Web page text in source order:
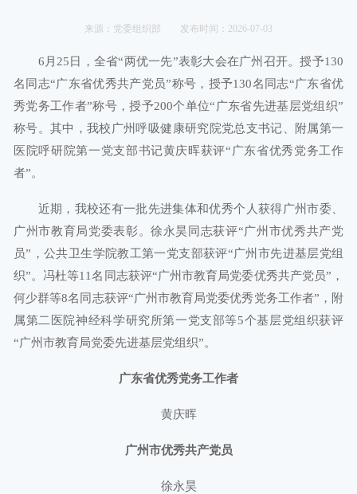
来源：党委组织部 发布时间：2026-07-03
6月25日，全省“两优一先”表彰大会在广州召开。授予130
名同志“广东省优秀共产党员”称号，授予130名同志“广东省优
秀党务工作者”称号，授予200个单位“广东省先进基层党组织”
称号。其中，我校广州呼吸健康研究院党总支书记、附属第一
医院呼研院第一党支部书记黄庆晖获评“广东省优秀党务工作
者”。
近期，我校还有一批先进集体和优秀个人获得广州市委、
广州市教育局党委表彰。徐永昊同志获评“广州市优秀共产党
员”，公共卫生学院教工第一党支部获评“广州市先进基层党组
织”。冯杜等11名同志获评“广州市教育局党委优秀共产党员”，
何少群等8名同志获评“广州市教育局党委优秀党务工作者”，附
属第二医院神经科学研究所第一党支部等5个基层党组织获评
“广州市教育局党委先进基层党组织”。
广东省优秀党务工作者
黄庆晖
广州市优秀共产党员
徐永昊